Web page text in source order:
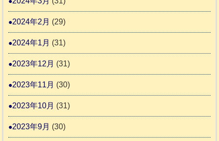
2024年2月 (29)
2024年1月 (31)
2023年12月 (31)
2023年11月 (30)
2023年10月 (31)
2023年9月 (30)